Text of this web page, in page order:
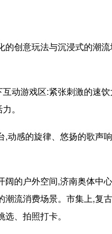
创意玩法与沉浸式的潮流
游戏区:紧张刺激的速饮
。
感的旋律、悠扬的歌声响
户外空间,济南奥体中心
潮流消费场景。市集上,复
、拍照打卡。